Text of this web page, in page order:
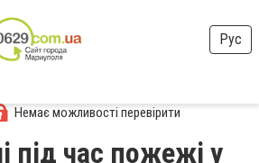
Рус
Немає можливості перевірити
під час пожежі у